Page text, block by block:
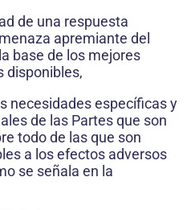
de una respuesta
apremiante del
base de los mejores
disponibles,
necesidades específicas y
de las Partes que son
todo de las que son
a los efectos adversos
se señala en la